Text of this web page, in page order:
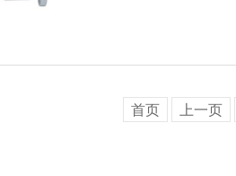
首页 上一页